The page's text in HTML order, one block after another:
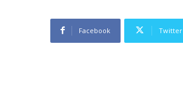
Facebook Twitter